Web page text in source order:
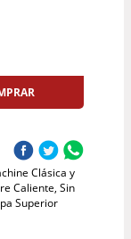
Clásica y
Caliente, Sin
Superior